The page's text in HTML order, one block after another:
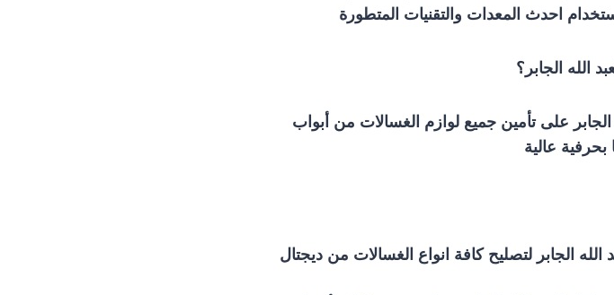
احدث المعدات والتقنيات المتطورة
الله الجابر؟
على تأمين جميع لوازم الغسالات من أبواب
عالية
الجابر لتصليح كافة انواع الغسالات من ديجتال